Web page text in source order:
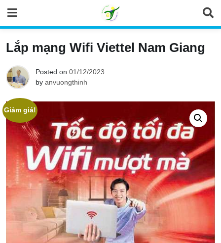
content
Lắp mạng Wifi Viettel Nam Giang
Posted on 01/12/2023
by anvuongthinh
Giảm giá!